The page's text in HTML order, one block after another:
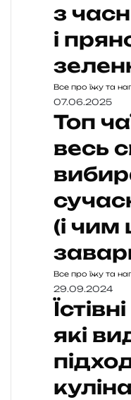
з
і
Все про їжу та
07.06.2025
Топ
весь
(і чим
Все про їжу та
29.09.2024
які